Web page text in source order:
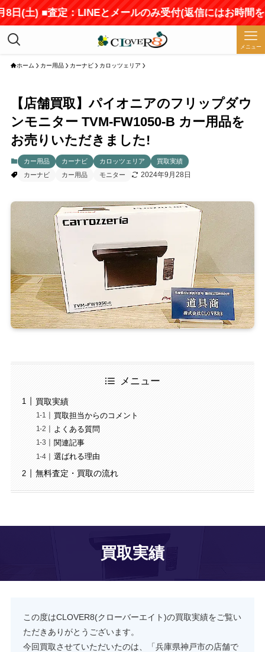
) ■査定：LINEとメールのみ受付(返信にはお時間をいた
メニュー
ホーム カー用品 カーナビ カロッツェリア
【店舗買取】パイオニアのフリップダウ
ンモニター TVM-FW1050-B カー用品を
お売りいただきました!
カー用品 カーナビ カロッツェリア
買取実績
カーナビ
カー用品 モニター 2024年9月28日
メニュー
買取実績
買取担当からのコメント
よくある質問
関連記事
選ばれる理由
無料査定・買取の流れ
買取実績
この度はCLOVER8(クローバーエイト)の買取実績をご覧い
ただきありがとうございます。
今回買取させていただいたのは、「兵庫県神戸市の店舗で